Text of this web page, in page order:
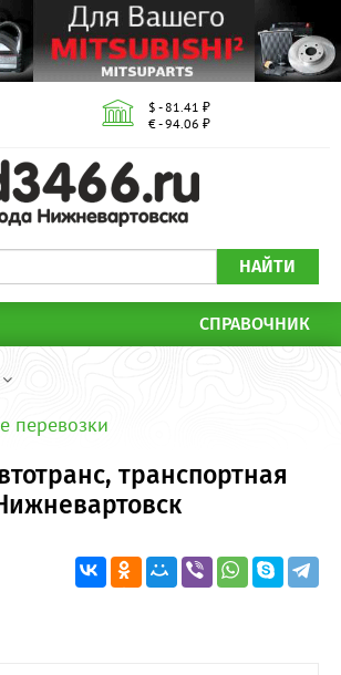
$ - 81.41 ₽
€ - 94.06 ₽
НАЙТИ
СПРАВОЧНИК
перевозки
транспортная